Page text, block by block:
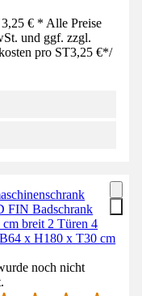
€ * Alle Preise
und ggf. zzgl.
pro ST3,25 €*/
FIN Badschrank
cm breit 2 Türen 4
x H180 x T30 cm
noch nicht